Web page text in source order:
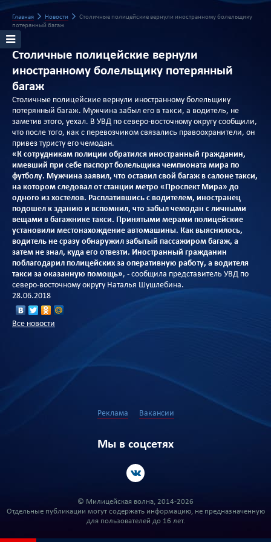
Главная Новости
Столичные полицейские вернули иностранному болельщику
потерянный багаж
Столичные полицейские вернули
иностранному болельщику потерянный
багаж
Столичные полицейские вернули иностранному болельщику
потерянный багаж. Мужчина забыл его в такси, а водитель, не
заметив этого, уехал. В УВД по северо-восточному округу сообщили,
что после того, как с перевозчиком связались правоохранители, он
привез туристу его чемодан.
«К сотрудникам полиции обратился иностранный гражданин,
имевший при себе паспорт болельщика чемпионата мира по
футболу. Мужчина заявил, что оставил свой багаж в салоне такси,
на котором следовал от станции метро «Проспект Мира» до
одного из хостелов. Расплатившись с водителем, иностранец
подошел к зданию и вспомнил, что забыл чемодан с личными
вещами в багажнике такси. Принятыми мерами полицейские
установили местонахождение автомашины. Как выяснилось,
водитель не сразу обнаружил забытый пассажиром багаж, а
затем не знал, куда его отвезти. Иностранный гражданин
поблагодарил полицейских за оперативную работу, а водителя
такси за оказанную помощь», - сообщила представитель УВД по
северо-восточному округу Наталья Шушлебина.
28.06.2018
Все новости
Реклама Вакансии
Мы в соцсетях
© Милицейская волна, 2014-2026
Отдельные публикации могут содержать информацию, не предназначенную
для пользователей до 16 лет.